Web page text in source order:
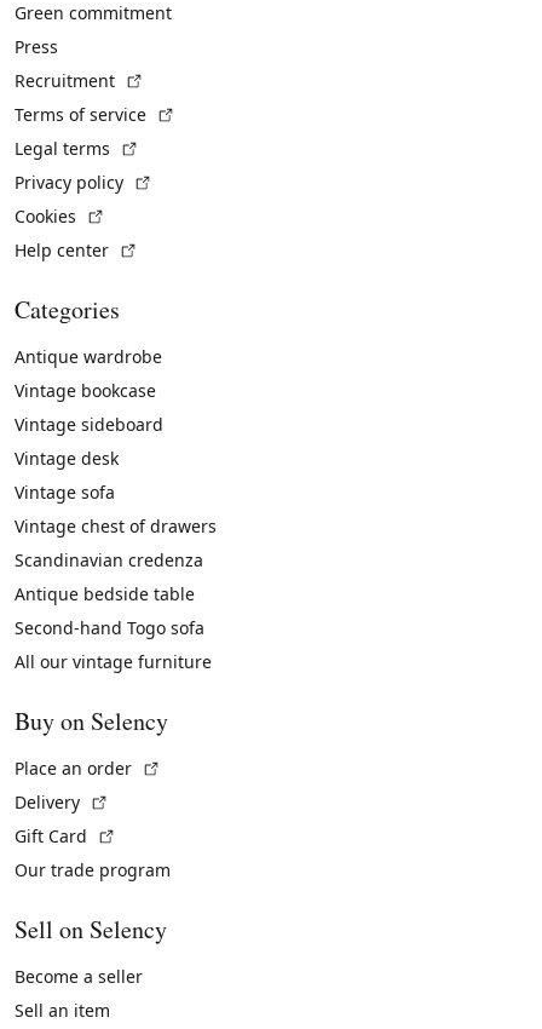
Green commitment
Press
Recruitment
Terms of service
Legal terms
Privacy policy
Cookies
Help center
Categories
Antique wardrobe
Vintage bookcase
Vintage sideboard
Vintage desk
Vintage sofa
Vintage chest of drawers
Scandinavian credenza
Antique bedside table
Second-hand Togo sofa
All our vintage furniture
Buy on Selency
Place an order
Delivery
Gift Card
Our trade program
Sell on Selency
Become a seller
Sell an item